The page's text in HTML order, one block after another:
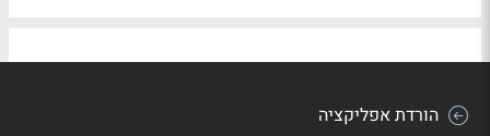
הורדת אפליקציה